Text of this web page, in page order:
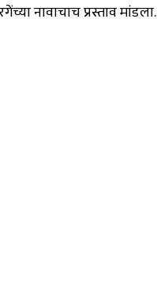
नावाचाच प्रस्ताव